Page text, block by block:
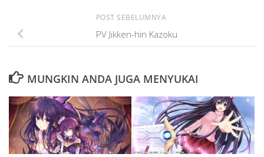
POST SEBELUMNYA
PV Jikken-hin Kazoku
MUNGKIN ANDA JUGA MENYUKAI